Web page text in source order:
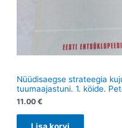
Nüüdisaegse strateegia
tuumaajastuni. 1. köide.
11.00 €